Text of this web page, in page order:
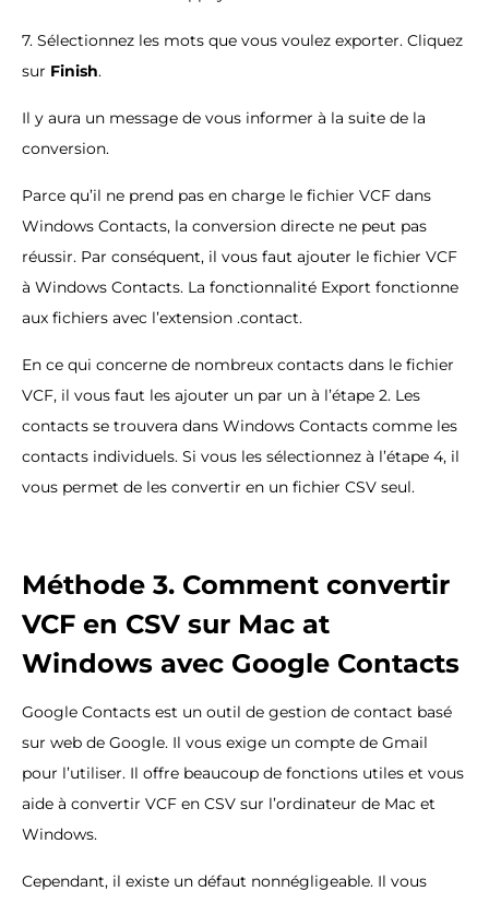
7. Sélectionnez les mots que vous voulez exporter. Cliquez
sur Finish.
Il y aura un message de vous informer à la suite de la
conversion.
Parce qu’il ne prend pas en charge le fichier VCF dans
Windows Contacts, la conversion directe ne peut pas
réussir. Par conséquent, il vous faut ajouter le fichier VCF
à Windows Contacts. La fonctionnalité Export fonctionne
aux fichiers avec l’extension .contact.
En ce qui concerne de nombreux contacts dans le fichier
VCF, il vous faut les ajouter un par un à l’étape 2. Les
contacts se trouvera dans Windows Contacts comme les
contacts individuels. Si vous les sélectionnez à l’étape 4, il
vous permet de les convertir en un fichier CSV seul.
Méthode 3. Comment convertir
VCF en CSV sur Mac at
Windows avec Google Contacts
Google Contacts est un outil de gestion de contact basé
sur web de Google. Il vous exige un compte de Gmail
pour l’utiliser. Il offre beaucoup de fonctions utiles et vous
aide à convertir VCF en CSV sur l’ordinateur de Mac et
Windows.
Cependant, il existe un défaut nonnégligeable. Il vous